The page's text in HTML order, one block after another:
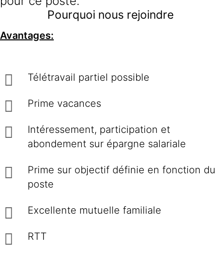
Pourquoi nous rejoindre
Avantages:
Télétravail partiel possible
Prime vacances
Intéressement, participation et
abondement sur épargne salariale
Prime sur objectif définie en fonction du
poste
Excellente mutuelle familiale
RTT